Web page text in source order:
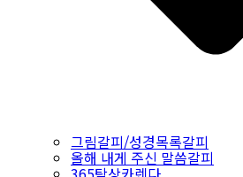
그림갈피/성경목록갈피
올해 내게 주신 말씀갈피